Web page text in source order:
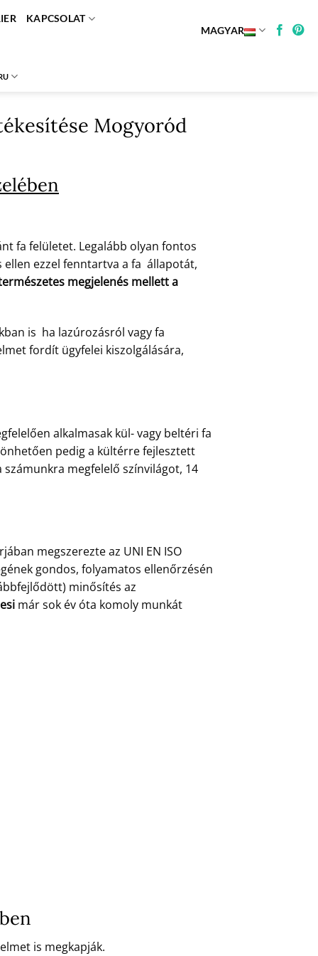
KAPCSOLAT
MAGYAR
Mogyoród
fa felületet. Legalább olyan fontos
ezzel fenntartva a fa állapotát,
megjelenés mellett a
is ha lazúrozásról vagy fa
fordít ügyfelei kiszolgálására,
alkalmasak kül- vagy beltéri fa
pedig a kültérre fejlesztett
megfelelő színvilágot, 14
megszerezte az UNI EN ISO
gondos, folyamatos ellenőrzésén
minősítés az
már sok év óta komoly munkát
is megkapják.